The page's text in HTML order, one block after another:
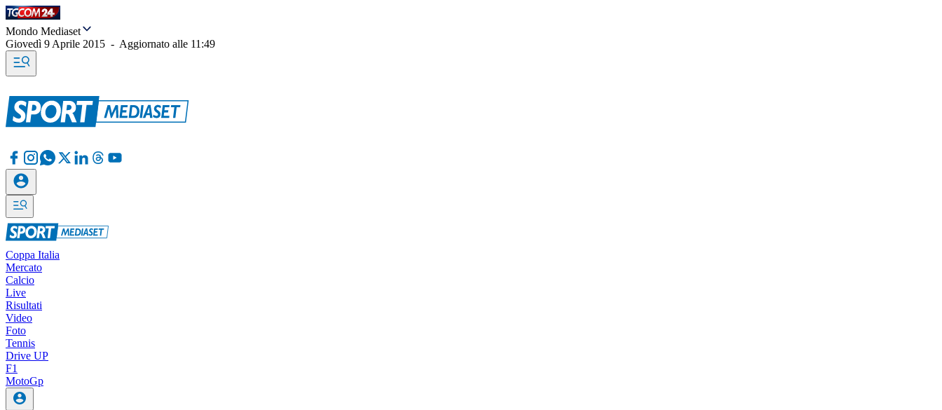
Mondo Mediaset
Giovedì 9 Aprile 2015 - Aggiornato alle 11:49
Coppa Italia
Mercato
Calcio
Live
Risultati
Video
Foto
Tennis
Drive UP
F1
MotoGp